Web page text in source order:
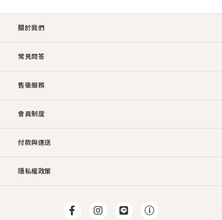
關於我們
常見問答
售後服務
會員制度
付款與運送
隱私權政策